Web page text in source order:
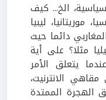
الخ... كيف
موريتانيا، ليبيا
دائما حيث
مثلا؟ على أية
يتعلق الأمر
الانترنيت،
الهجرة الممتدة